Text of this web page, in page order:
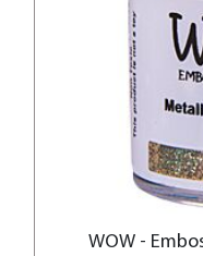
WOW -